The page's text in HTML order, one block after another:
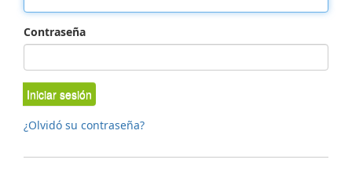
Contraseña
Iniciar sesión
¿Olvidó su contraseña?